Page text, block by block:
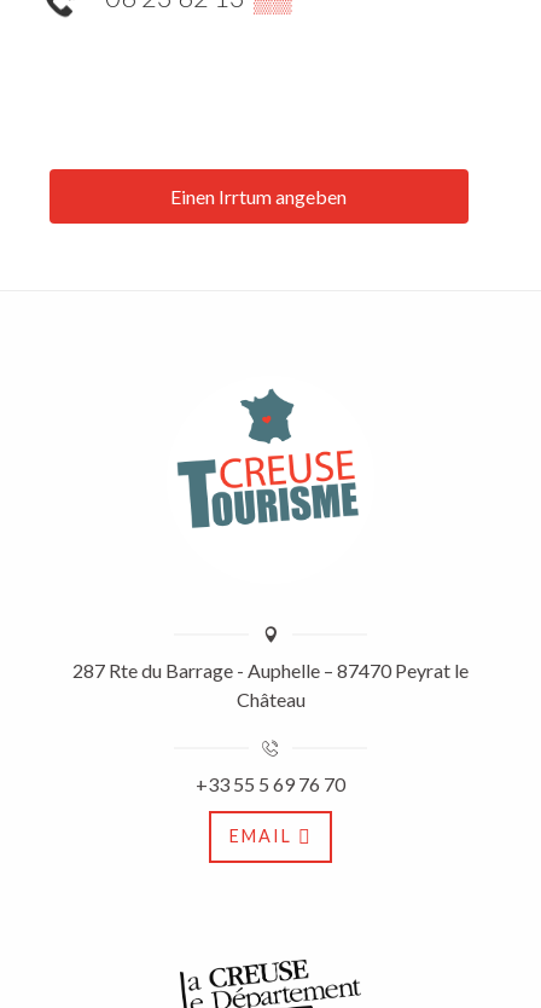
Einen Irrtum angeben
287 Rte du Barrage - Auphelle – 87470 Peyrat le
Château
+33 55 5 69 76 70
EMAIL